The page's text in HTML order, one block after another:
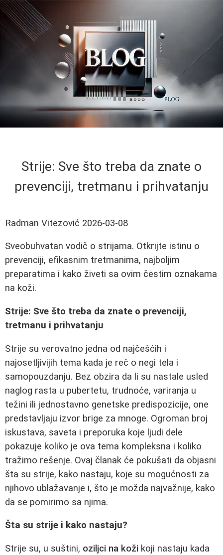
Strije: Sve što treba da znate o
prevenciji, tretmanu i prihvatanju
Radman Vitezović 2026-03-08
Sveobuhvatan vodič o strijama. Otkrijte istinu o
prevenciji, efikasnim tretmanima, najboljim
preparatima i kako živeti sa ovim čestim oznakama
na koži.
Strije: Sve što treba da znate o prevenciji,
tretmanu i prihvatanju
Strije su verovatno jedna od najčešćih i
najosetljivijih tema kada je reč o negi tela i
samopouzdanju. Bez obzira da li su nastale usled
naglog rasta u pubertetu, trudnoće, variranja u
težini ili jednostavno genetske predispozicije, one
predstavljaju izvor brige za mnoge. Ogroman broj
iskustava, saveta i preporuka koje ljudi dele
pokazuje koliko je ova tema kompleksna i koliko
tražimo rešenje. Ovaj članak će pokušati da objasni
šta su strije, kako nastaju, koje su mogućnosti za
njihovo ublažavanje i, što je možda najvažnije, kako
da se pomirimo sa njima.
Šta su strije i kako nastaju?
Strije su, u suštini, oziljci na koži koji nastaju kada